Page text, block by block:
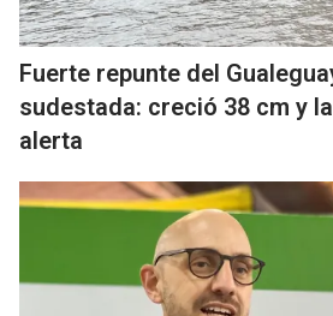
Fuerte repunte del
sudestada: creció 38 cm y
alerta